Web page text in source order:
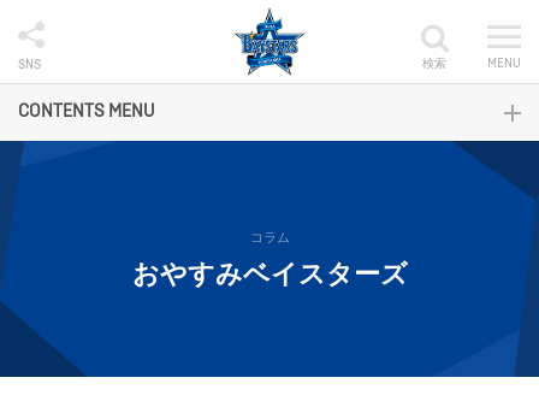
SNS MENU
検索
CONTENTS MENU
コラム
おやすみベイスターズ